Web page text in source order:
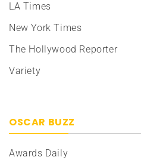
LA Times
New York Times
The Hollywood Reporter
Variety
OSCAR BUZZ
Awards Daily